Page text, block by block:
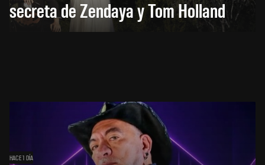
secreta de Zendaya y Tom Holland
HACE 1 DÍA